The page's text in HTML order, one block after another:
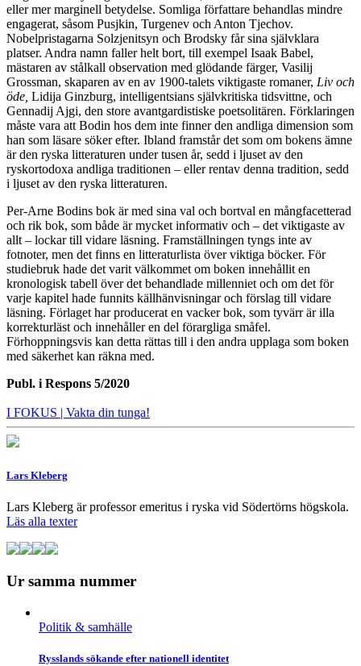
eller mer marginell betydelse. Somliga författare behandlas mindre
engagerat, såsom Pusjkin, Turgenev och Anton Tjechov.
Nobelpristagarna Solzjenitsyn och Brodsky får sina självklara
platser. Andra namn faller helt bort, till exempel Isaak Babel,
mästaren av stålkall observation med glödande färger, Vasilij
Grossman, skaparen av en av 1900-talets viktigaste romaner, Liv och
öde, Lidija Ginzburg, intelligentsians självkritiska tidsvittne, och
Gennadij Ajgi, den store avantgardistiske poetsolitären. Förklaringen
måste vara att Bodin hos dem inte finner den andliga dimension som
han som läsare söker efter. Ibland framstår det som om bokens ämne
är den ryska litteraturen under tusen år, sedd i ljuset av den
ryskortodoxa andliga traditionen – eller rentav denna tradition, sedd
i ljuset av den ryska litteraturen.
Per-Arne Bodins bok är med sina val och bortval en mångfacetterad
och rik bok, som både är mycket informativ och – det viktigaste av
allt – lockar till vidare läsning. Framställningen tyngs inte av
fotnoter, men det finns en litteraturlista över viktiga böcker. För
studiebruk hade det varit välkommet om boken innehållit en
kronologisk tabell över det behandlade millenniet och om det för
varje kapitel hade funnits källhänvisningar och förslag till vidare
läsning. Förlaget har producerat en vacker bok, som tyvärr är illa
korrekturläst och innehåller en del förargliga småfel.
Förhoppningsvis kan detta rättas till i den andra upplaga som boken
med säkerhet kan räkna med.
Publ. iRespons 5/2020
I FOKUS | Vakta din tunga!
Lars Kleberg
Lars Kleberg är professor emeritus i ryska vid Södertörns högskola.
Läs alla texter
Ur samma nummer
Politik & samhälle
Rysslands sökande efter nationell identitet